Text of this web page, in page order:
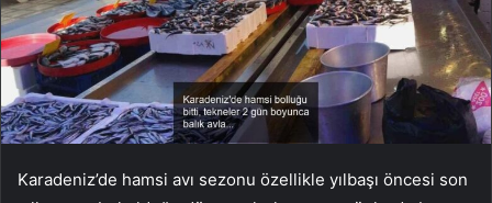
Karadeniz’de hamsi avı sezonu özellikle yılbaşı öncesi son